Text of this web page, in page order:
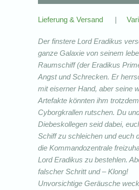
Lieferung & Versand |
Der finstere Lord Eradikus
ganze Galaxie von seinem
Raumschiff (der Eradikus
Angst und Schrecken. Er
mit eiserner Hand, aber seine
Artefakte könnten ihm
Cyborgkrallen rutschen. Du
Diebeskollegen seid dabei,
Schiff zu schleichen und euch
die Kommandozentrale
Lord Eradikus zu bestehlen.
falscher Schritt und – Klong!
Unvorsichtige Geräusche